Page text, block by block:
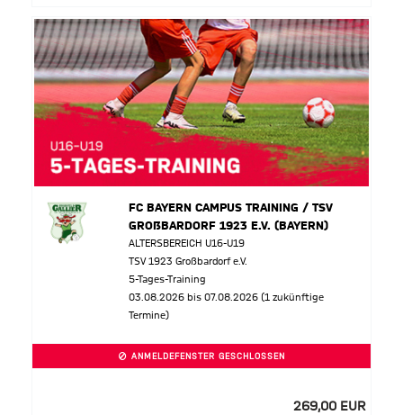
FC BAYERN CAMPUS TRAINING / TSV
GROßBARDORF 1923 E.V. (BAYERN)
ALTERSBEREICH U16-U19
TSV 1923 Großbardorf e.V.
5-Tages-Training
03.08.2026 bis 07.08.2026 (1 zukünftige
Termine)
ANMELDEFENSTER GESCHLOSSEN
269,00 EUR